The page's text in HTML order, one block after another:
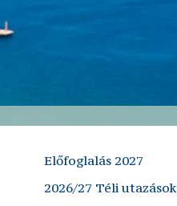
Előfoglalás 2027
2026/27 Téli utazások